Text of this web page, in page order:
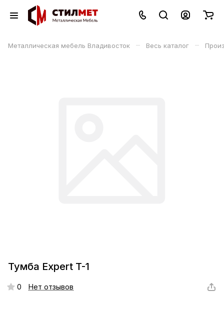
Металлическая мебель Владивосток – Весь каталог –
Тумба Expert T-1
0 Нет отзывов